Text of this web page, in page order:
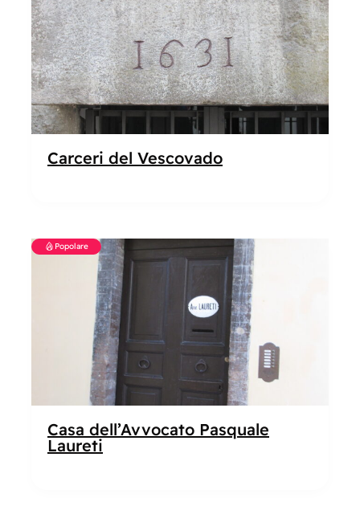
Carceri del Vescovado
Popolare
Casa dell’Avvocato Pasquale
Laureti